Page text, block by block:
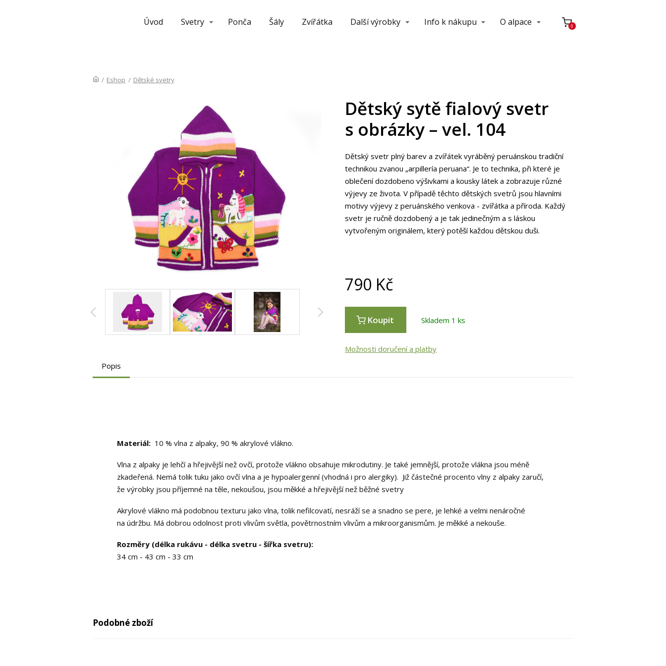
Úvod Svetry Ponča Šály Zvířátka Další výrobky Info k nákupu O alpace 0
/ Eshop / Dětské svetry
Dětský sytě fialový svetr
s obrázky – vel. 104
Dětský svetr plný barev a zvířátek vyráběný peruánskou tradiční
technikou zvanou „arpillería peruana“. Je to technika, při které je
oblečení dozdobeno výšivkami a kousky látek a zobrazuje různé
výjevy ze života. V případě těchto dětských svetrů jsou hlavními
motivy výjevy z peruánského venkova - zvířátka a příroda. Každý
svetr je ručně dozdobený a je tak jedinečným a s láskou
vytvořeným originálem, který potěší každou dětskou duši.
790 Kč
Koupit Skladem 1 ks
Možnosti doručení a platby
Popis
Materiál:10 % vlna z alpaky, 90 % akrylové vlákno.
Vlna z alpaky je lehčí a hřejivější než ovčí, protože vlákno obsahuje mikrodutiny. Je také jemnější, protože vlákna jsou méně
zkadeřená. Nemá tolik tuku jako ovčí vlna a je hypoalergenní (vhodná i pro alergiky). Již částečné procento vlny z alpaky zaručí,
že výrobky jsou příjemné na těle, nekoušou, jsou měkké a hřejivější než běžné svetry
Akrylové vlákno má podobnou texturu jako vlna, tolik nefilcovatí, nesráží se a snadno se pere, je lehké a velmi nenáročné
na údržbu. Má dobrou odolnost proti vlivům světla, povětrnostním vlivům a mikroorganismům. Je měkké a nekouše.
Rozměry (délka rukávu - délka svetru - šířka svetru):
34 cm - 43 cm - 33 cm
Podobné zboží